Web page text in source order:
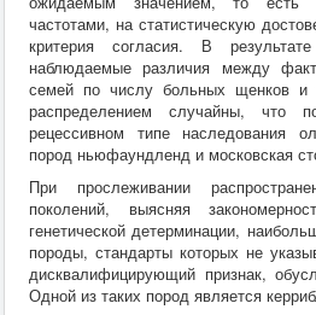
частотами, на статистическую
критерия согласия. В
наблюдаемые различия между
семей по числу больных щенков и
распределением случайны, что
рецессивном типе наследования
пород ньюфаундленд и московская
При прослеживании
поколений, выясняя
генетической детерминации,
породы, стандарты которых не
дисквалифицирующий признак,
Одной из таких пород является